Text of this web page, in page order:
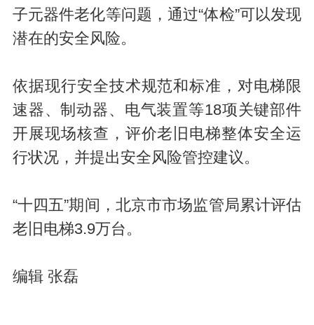
子元器件老化等问题，通过“体检”可以发现
潜在的安全风险。
依据现行安全技术规范和标准，对电梯限
速器、制动器、电气装置等18项关键部件
开展现场核查，评价老旧电梯整体安全运
行状况，并提出安全风险管控建议。
“十四五”期间，北京市市场监管局累计评估
老旧电梯3.9万台。
编辑 张磊